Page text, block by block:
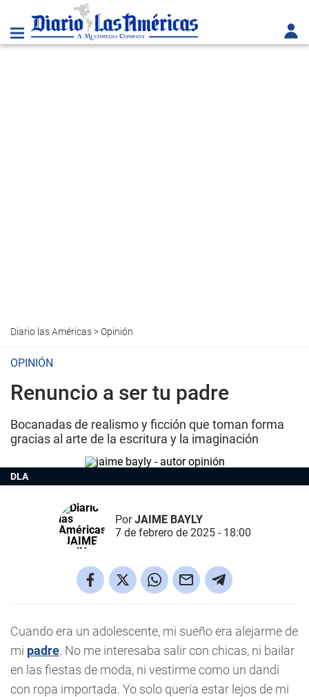
Diario las Américas>Opinión
OPINIÓN
Renuncio a ser tu padre
Bocanadas de realismo y ficción que toman forma
gracias al arte de la escritura y la imaginación
DLA
PorJAIME BAYLY
7 de febrero de 2025 - 18:00
Cuando era un adolescente, mi sueño era alejarme de
mi padre. No me interesaba salir con chicas, ni bailar
en las fiestas de moda, ni vestirme como un dandi
con ropa importada. Yo solo quería estar lejos de mi